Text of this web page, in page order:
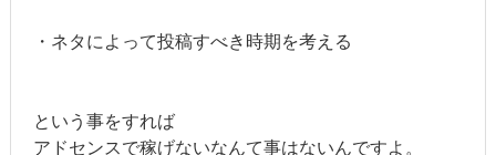
・ネタによって投稿すべき時期を考える
という事をすれば
アドセンスで稼げないなんて事はないんですよ。